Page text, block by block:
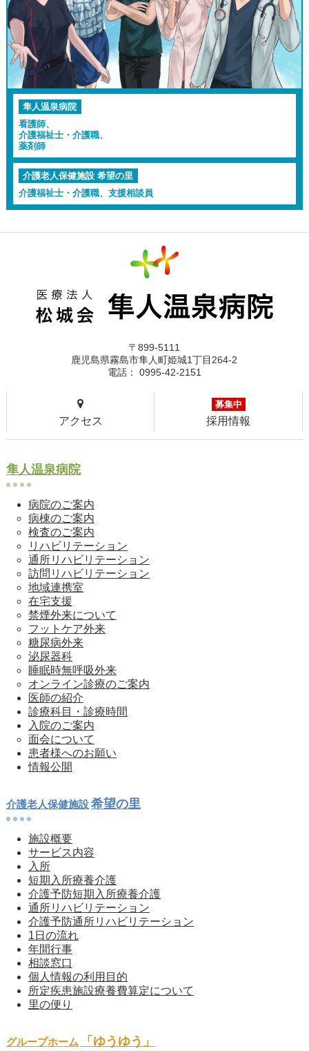
隼人温泉病院
看護師、
介護福祉士・介護職、
薬剤師
介護老人保健施設 希望の里
介護福祉士・介護職、支援相談員
〒899-5111
鹿児島県霧島市隼人町姫城1丁目264-2
電話： 0995-42-2151
アクセス
募集中
採用情報
隼人温泉病院
病院のご案内
病棟のご案内
検査のご案内
リハビリテーション
通所リハビリテーション
訪問リハビリテーション
地域連携室
在宅支援
禁煙外来について
フットケア外来
糖尿病外来
泌尿器科
睡眠時無呼吸外来
オンライン診療のご案内
医師の紹介
診療科目・診療時間
入院のご案内
面会について
患者様へのお願い
情報公開
介護老人保健施設希望の里
施設概要
サービス内容
入所
短期入所療養介護
介護予防短期入所療養介護
通所リハビリテーション
介護予防通所リハビリテーション
1日の流れ
年間行事
相談窓口
個人情報の利用目的
所定疾患施設療養費算定について
里の便り
グループホーム 「ゆうゆう」